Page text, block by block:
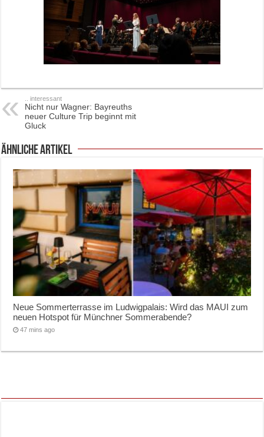
.. interessant
Nicht nur Wagner: Bayreuths
neuer Culture Trip beginnt mit
Gluck
ähnliche Artikel
Neue Sommerterrasse im Ludwigpalais: Wird das MAUI zum
neuen Hotspot für Münchner Sommerabende?
47 mins ago